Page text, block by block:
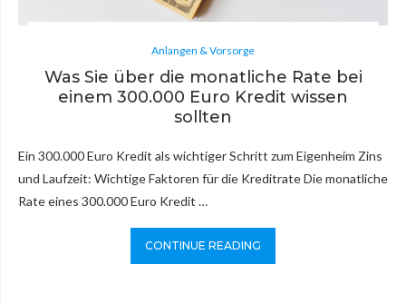
Anlangen & Vorsorge
Was Sie über die monatliche Rate bei
einem 300.000 Euro Kredit wissen
sollten
Ein 300.000 Euro Kredit als wichtiger Schritt zum Eigenheim Zins
und Laufzeit: Wichtige Faktoren für die Kreditrate Die monatliche
Rate eines 300.000 Euro Kredit …
CONTINUE READING